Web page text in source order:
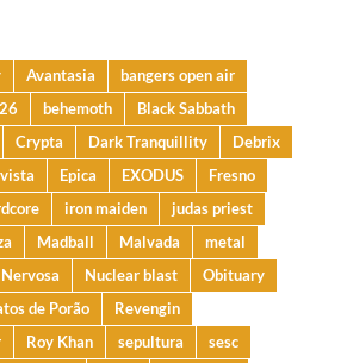
Avantasia
bangers open air
behemoth
Black Sabbath
Crypta Dark Tranquillity
Debrix
Epica EXODUS
Fresno
iron maiden
judas priest
Madball Malvada
metal
Nervosa Nuclear blast
Obituary
de Porão
Revengin
Roy Khan sepultura
sesc